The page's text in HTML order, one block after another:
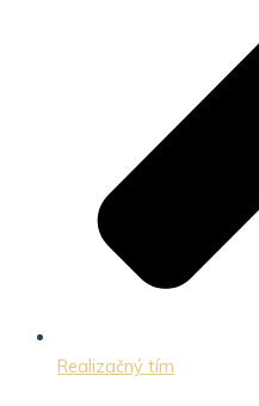
Realizačný tím